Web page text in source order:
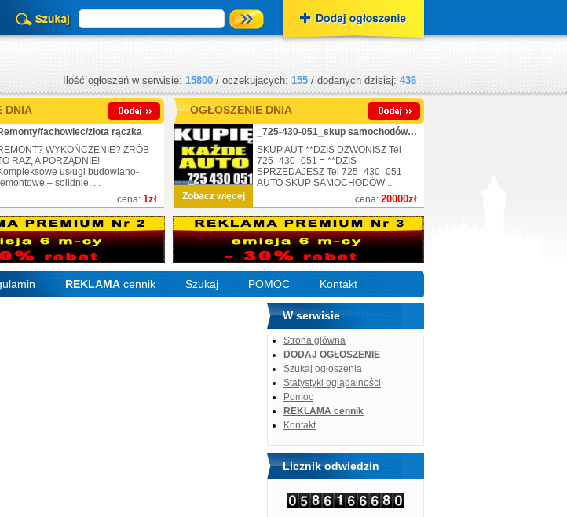
Ilość ogłoszeń w serwisie: 15800 / oczekujących: 155 / dodanych dzisiaj: 436
DNIA
cena: 1zł
fachowiec/złota rączka
WYKOŃCZENIE? ZRÓB
RAZ, A PORZĄDNIE!
usługi budowlano-
– solidnie, ...
OGŁOSZENIE DNIA
Zobacz więcej cena: 20000zł
_725-430-051_skup samochodów_nr.1
SKUP AUT **DZIŚ DZWONISZ Tel
725_430_051 = **DZIŚ
SPRZEDAJESZ Tel 725_430_051
AUTO SKUP SAMOCHODÓW ...
REKLAMA cennik Szukaj POMOC Kontakt
W serwisie
Strona główna
DODAJ OGŁOSZENIE
Szukaj ogłoszenia
Statystyki oglądalności
Pomoc
REKLAMA cennik
Kontakt
Licznik odwiedzin